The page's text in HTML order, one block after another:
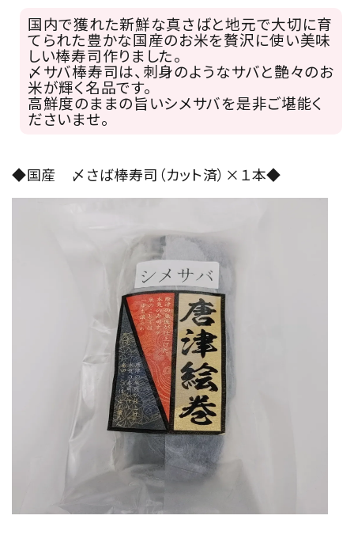
国内で獲れた新鮮な真さばと地元で大切に育
てられた豊かな国産のお米を贅沢に使い美味
しい棒寿司作りました。
〆サバ棒寿司は、刺身のようなサバと艶々のお
米が輝く名品です。
高鮮度のままの旨いシメサバを是非ご堪能く
ださいませ。
◆国産 〆さば棒寿司（カット済）×１本◆